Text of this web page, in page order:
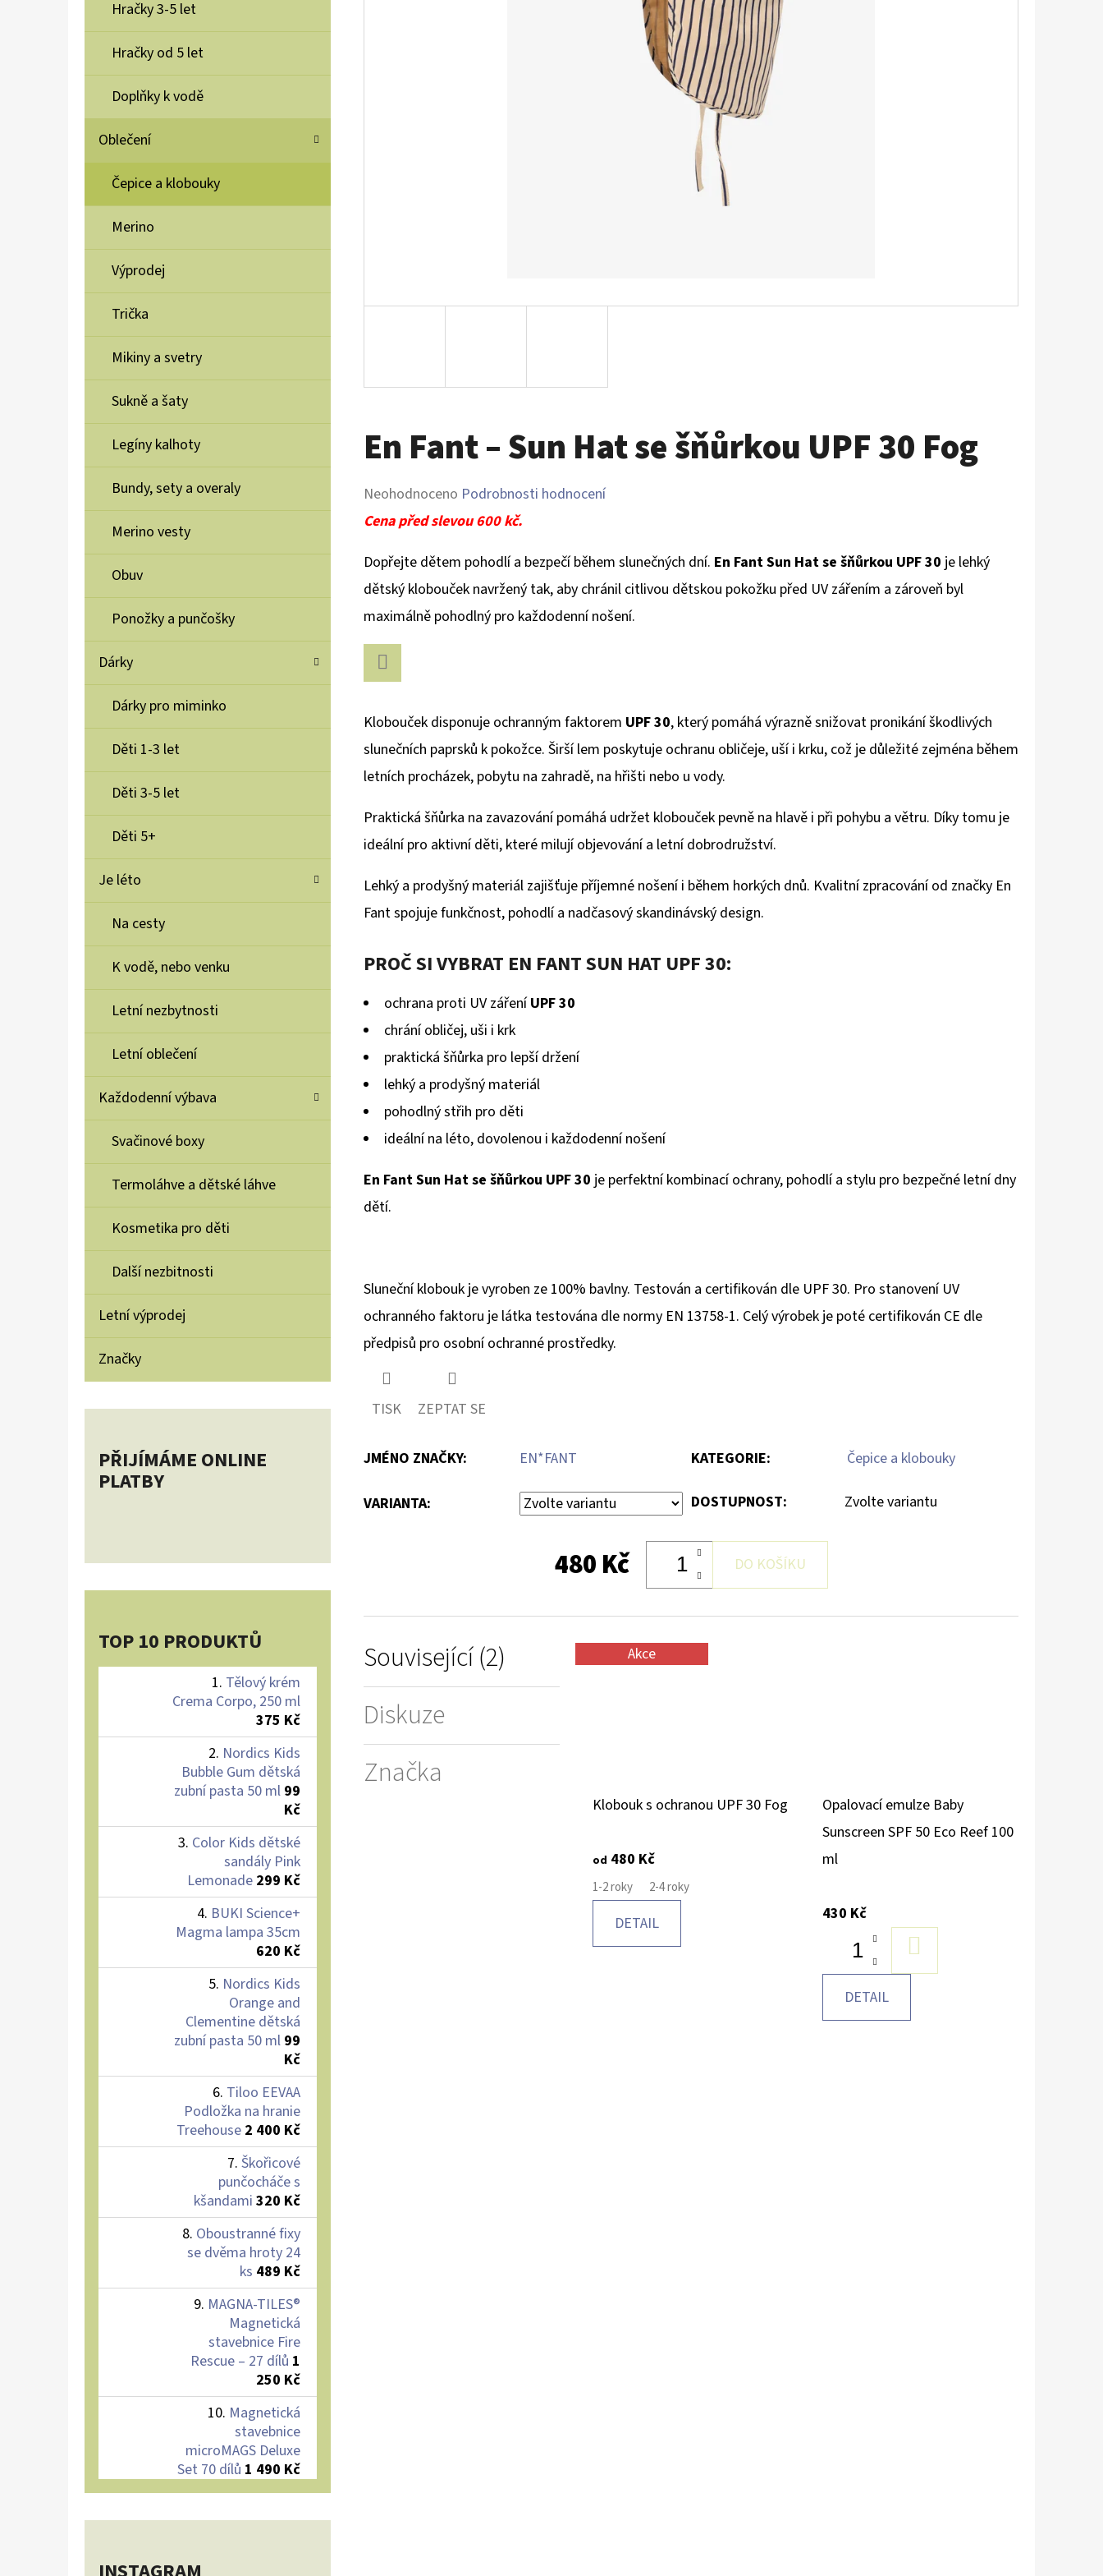
Hračky 3-5 let
Hračky od 5 let
Doplňky k vodě
Oblečení
Čepice a klobouky
Merino
Výprodej
Trička
Mikiny a svetry
Sukně a šaty
Legíny kalhoty
Bundy, sety a overaly
Merino vesty
Obuv
Ponožky a punčošky
Dárky
Dárky pro miminko
Děti 1-3 let
Děti 3-5 let
Děti 5+
Je léto
Na cesty
K vodě, nebo venku
Letní nezbytnosti
Letní oblečení
Každodenní výbava
Svačinové boxy
Termoláhve a dětské láhve
Kosmetika pro děti
Další nezbitnosti
Letní výprodej
Značky
PŘIJÍMÁME ONLINE
PLATBY
TOP 10 PRODUKTŮ
Tělový krém
Crema Corpo, 250 ml
375 Kč
Nordics Kids
Bubble Gum dětská
zubní pasta 50 ml 99
Kč
Color Kids dětské
sandály Pink
Lemonade 299 Kč
BUKI Science+
Magma lampa 35cm
620 Kč
Nordics Kids
Orange and
Clementine dětská
zubní pasta 50 ml 99
Kč
Tiloo EEVAA
Podložka na hranie
Treehouse 2 400 Kč
Škořicové
punčocháče s
kšandami 320 Kč
Oboustranné fixy
se dvěma hroty 24
ks 489 Kč
MAGNA-TILES®
Magnetická
stavebnice Fire
Rescue – 27 dílů 1
250 Kč
Magnetická
stavebnice
microMAGS Deluxe
Set 70 dílů 1 490 Kč
En Fant – Sun Hat se šňůrkou UPF 30 Fog
Průměrné
hodnocení
hvězdiček.
Neohodnoceno Podrobnosti hodnocení
Cena před slevou 600 kč.
Dopřejte dětem pohodlí a bezpečí během slunečných dní. En Fant Sun Hat se šňůrkou UPF 30 je lehký
dětský klobouček navržený tak, aby chránil citlivou dětskou pokožku před UV zářením a zároveň byl
maximálně pohodlný pro každodenní nošení.
Klobouček disponuje ochranným faktorem UPF 30, který pomáhá výrazně snižovat pronikání škodlivých
slunečních paprsků k pokožce. Širší lem poskytuje ochranu obličeje, uší i krku, což je důležité zejména během
letních procházek, pobytu na zahradě, na hřišti nebo u vody.
Praktická šňůrka na zavazování pomáhá udržet klobouček pevně na hlavě i při pohybu a větru. Díky tomu je
ideální pro aktivní děti, které milují objevování a letní dobrodružství.
Lehký a prodyšný materiál zajišťuje příjemné nošení i během horkých dnů. Kvalitní zpracování od značky En
Fantspojuje funkčnost, pohodlí a nadčasový skandinávský design.
PROČ SI VYBRAT EN FANT SUN HAT UPF 30:
ochrana proti UV zářeníUPF 30
chrání obličej, uši i krk
praktická šňůrka pro lepší držení
lehký a prodyšný materiál
pohodlný střih pro děti
ideální na léto, dovolenou i každodenní nošení
En Fant Sun Hat se šňůrkou UPF 30 je perfektní kombinací ochrany, pohodlí a stylu pro bezpečné letní dny
dětí.
Sluneční klobouk je vyroben ze 100% bavlny. Testován a certifikován dle UPF 30. Pro stanovení UV
ochranného faktoru je látka testována dle normy EN 13758-1. Celý výrobek je poté certifikován CE dle
předpisů pro osobní ochranné prostředky.
TISK ZEPTAT SE
JMÉNO ZNAČKY: EN*FANT
VARIANTA:
KATEGORIE: Čepice a klobouky
DOSTUPNOST: Zvolte variantu
480 Kč DO KOŠÍKU
Související (2)
Diskuze
Značka
Akce
Klobouk s ochranou UPF 30 Fog
od 480 Kč
1-2 roky 2-4 roky
DETAIL
Opalovací emulze Baby
Sunscreen SPF 50 Eco Reef 100
ml
430 Kč
KOŠÍKU
DETAIL
TĚLOVÝ KRÉM CREMA CORPO, 250 ML
COLOR KIDS DĚTSKÉ SANDÁLY PINK
LEMONADE